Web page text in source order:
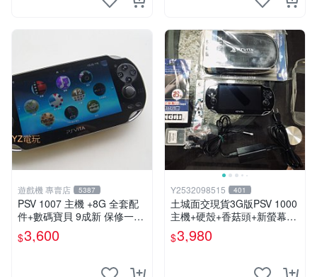
遊戲機 專賣店 5387
PSV 1007 主機 +8G 全套配
件+數碼寶貝 9成新 保修一年
品質有保障 psvita
$3,600
Y2532098515 401
土城面交現貨3G版PSV 1000
主機+硬殼+香菇頭+新螢幕玻
璃貼+初音掛繩+可改機版本8
成新 一年保修如照片所有的
$3,980